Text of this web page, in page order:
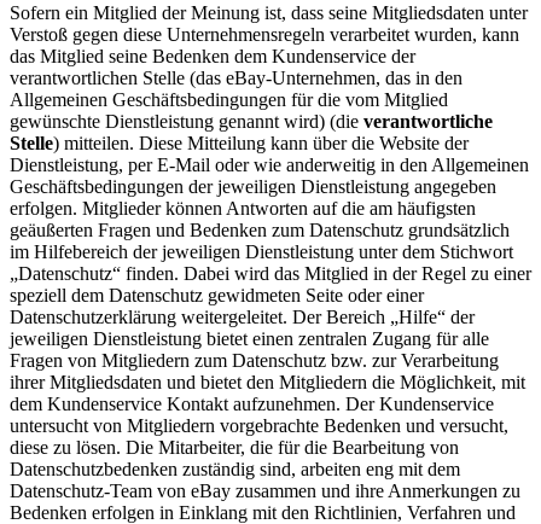
Sofern ein Mitglied der Meinung ist, dass seine Mitgliedsdaten unter
Verstoß gegen diese Unternehmensregeln verarbeitet wurden, kann
das Mitglied seine Bedenken dem Kundenservice der
verantwortlichen Stelle (das eBay-Unternehmen, das in den
Allgemeinen Geschäftsbedingungen für die vom Mitglied
gewünschte Dienstleistung genannt wird) (die verantwortliche
Stelle) mitteilen. Diese Mitteilung kann über die Website der
Dienstleistung, per E-Mail oder wie anderweitig in den Allgemeinen
Geschäftsbedingungen der jeweiligen Dienstleistung angegeben
erfolgen. Mitglieder können Antworten auf die am häufigsten
geäußerten Fragen und Bedenken zum Datenschutz grundsätzlich
im Hilfebereich der jeweiligen Dienstleistung unter dem Stichwort
„Datenschutz“ finden. Dabei wird das Mitglied in der Regel zu einer
speziell dem Datenschutz gewidmeten Seite oder einer
Datenschutzerklärung weitergeleitet. Der Bereich „Hilfe“ der
jeweiligen Dienstleistung bietet einen zentralen Zugang für alle
Fragen von Mitgliedern zum Datenschutz bzw. zur Verarbeitung
ihrer Mitgliedsdaten und bietet den Mitgliedern die Möglichkeit, mit
dem Kundenservice Kontakt aufzunehmen. Der Kundenservice
untersucht von Mitgliedern vorgebrachte Bedenken und versucht,
diese zu lösen. Die Mitarbeiter, die für die Bearbeitung von
Datenschutzbedenken zuständig sind, arbeiten eng mit dem
Datenschutz-Team von eBay zusammen und ihre Anmerkungen zu
Bedenken erfolgen in Einklang mit den Richtlinien, Verfahren und